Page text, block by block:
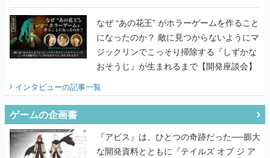
てみた
なぜ “あの花王” がホラーゲームを作ること
になったのか？ 敵に見つからないようにマ
ジックリンでこっそり掃除する『しずかな
おそうじ』が生まれるまで【開発座談会】
インタビューの記事一覧
ゲームの企画書
『アビス』は、ひとつの奇跡だった──膨大
な開発資料とともに『テイルズ オブ ジ ア